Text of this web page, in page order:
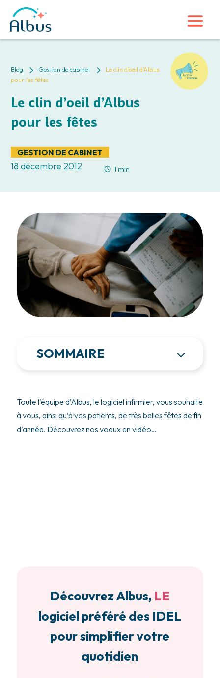
Blog 5 Gestion de cabinet 5
Le clin d’oeil d’Albus
pour les fêtes
Le clin d’oeil d’Albus
pour les fêtes
GESTION DE CABINET
18 décembre 2012 1 min
SOMMAIRE
Toute l’équipe d’Albus, le logiciel infirmier, vous souhaite
à vous, ainsi qu’à vos patients, de très belles fêtes de fin
d’année. Découvrez nos voeux en vidéo…
Découvrez Albus, LE
logiciel préféré des IDEL
pour simplifier votre
quotidien